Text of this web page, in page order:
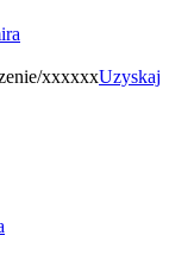
xxxxxxUzyskaj